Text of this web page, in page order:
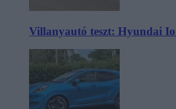
Villanyautó teszt: Hyundai